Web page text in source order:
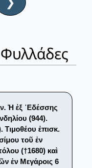
Ἡ ἐξ ᾿Εδέσσης
(944).
Τιμοθέου ἐπισκ.
τοῦ ἐν
(†1680) καὶ
ἐν Μεγάροις 6